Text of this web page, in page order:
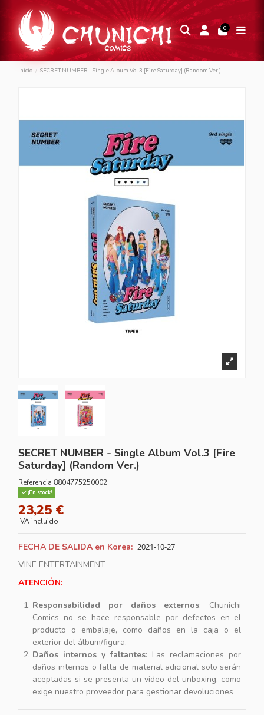
0
Inicio SECRET NUMBER - Single Album Vol.3 [Fire Saturday] (Random Ver.)
SECRET NUMBER - Single Album Vol.3 [Fire
Saturday] (Random Ver.)
Referencia 8804775250002
¡En stock!
23,25 €
IVA incluido
FECHA DE SALIDA en Korea: 2021-10-27
VINE ENTERTAINMENT
ATENCIÓN:
Responsabilidad por daños externos: Chunichi
Comics no se hace responsable por defectos en el
producto o embalaje, como daños en la caja o el
exterior del álbum/figura.
Daños internos y faltantes: Las reclamaciones por
daños internos o falta de material adicional solo serán
aceptadas si se presenta un video del unboxing, como
exige nuestro proveedor para gestionar devoluciones